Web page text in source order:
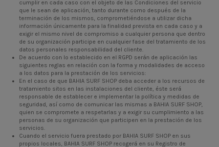
cumplir en cada caso con el objeto de las Condiciones del servicio
que le sean de aplicación, tanto durante como después de la
terminación de los mismos, comprometiéndose a utilizar dicha
información únicamente para la finalidad prevista en cada caso y a
exigir el mismo nivel de compromiso a cualquier persona que dentro
de su organización participe en cualquier fase del tratamiento de los
datos personales responsabilidad del cliente.
De acuerdo con lo establecido en el RGPD serán de aplicación las
siguientes reglas en relación con la forma y modalidades de acceso
a los datos para la prestación de los servicios:
En el caso de que BAHIA SURF SHOP deba acceder a los recursos de
tratamiento sitos en las instalaciones del cliente, éste será
responsable de establecer e implementar la política y medidas de
seguridad, así como de comunicar las mismas a BAHIA SURF SHOP,
quien se compromete a respetarlas y a exigir su cumplimiento a las
personas de su organización que participen en la prestación de los
servicios.
Cuando el servicio fuera prestado por BAHIA SURF SHOP en sus
propios locales, BAHIA SURF SHOP recogerá en su Registro de